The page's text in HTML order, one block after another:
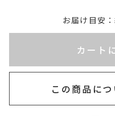
お届け目安
カート
この商品に